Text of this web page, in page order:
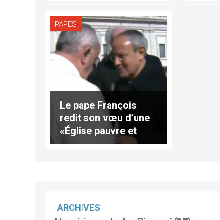
PAPES
Le pape François
redit son vœu d’une
«Église pauvre et
pour les pauvres»
ARCHIVES